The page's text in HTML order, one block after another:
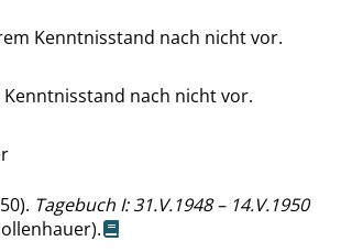
Kenntnisstand nach nicht vor.
nach nicht vor.
Tagebuch I: 31.V.1948 – 14.V.1950